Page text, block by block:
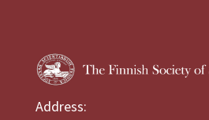
Address: